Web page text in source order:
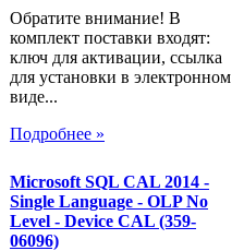
Обратите внимание! В
комплект поставки входят:
ключ для активации, ссылка
для установки в электронном
виде...
Подробнее »
Microsoft SQL CAL 2014 -
Single Language - OLP No
Level - Device CAL (359-
06096)